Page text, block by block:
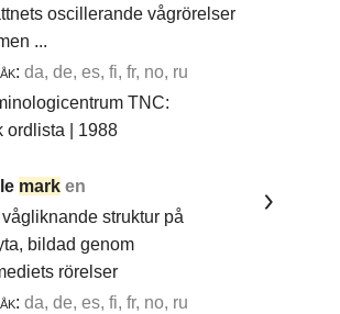
oscillerande vågrörelser
...
da, de, es, fi, fr, no, ru
TNC:
ordlista | 1988
mark en
vågliknande struktur på
bildad genom
rörelser
da, de, es, fi, fr, no, ru